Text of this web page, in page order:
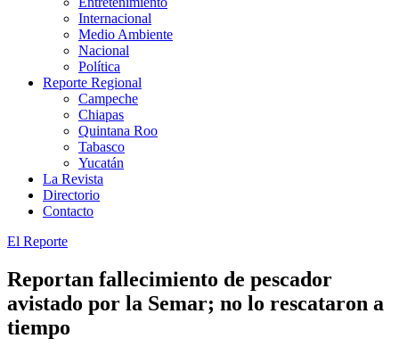
Internacional
Medio Ambiente
Nacional
Política
Reporte Regional
Campeche
Chiapas
Quintana Roo
Tabasco
Yucatán
La Revista
Directorio
Contacto
El Reporte
Reportan fallecimiento de pescador
avistado por la Semar; no lo rescataron a
tiempo